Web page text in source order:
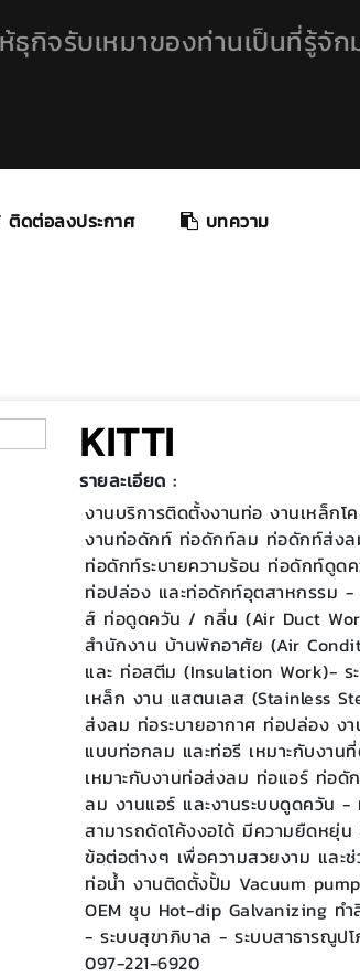
ธุกิจรับเหมาของท่านเป็นที่รู้จั
ติดต่อลงประกาศ บทความ
KITTI
รายละเอียด :
งานบริการติดตั้งงานท่อ งานเหล็ก
งานท่อดักท์ ท่อดักท์ลม ท่อดักท์ส่งล
ท่อดักท์ระบายความร้อน ท่อดักท์ดู
ท่อปล่อง และท่อดักท์อุตสาหกรรม
ส์ ท่อดูดควัน / กลิ่น (Air Duct
สำนักงาน บ้านพักอาศัย (Air
และ ท่อสตีม (Insulation Work)-
เหล็ก งาน แสตนเลส (Stainless
ส่งลม ท่อระบายอากาศ ท่อปล่อง ง
แบบท่อกลม และท่อรี เหมาะกับงาน
เหมาะกับงานท่อส่งลม ท่อแอร์ ท่อ
ลม งานแอร์ และงานระบบดูดควัน
สามารถดัดโค้งงอได้ มีความยืดหยุ่
ข้อต่อต่างๆ เพื่อความสวยงาม และ
ท่อน้ำ งานติดตั้งปั้ม Vacuum
OEM ชุบ Hot-dip Galvanizing ท
- ระบบสุขาภิบาล - ระบบสาธารณูป
097-221-6920